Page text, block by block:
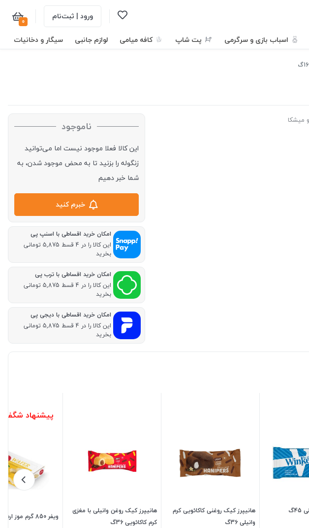
ورود | ثبت‌نام 0
اسباب بازی و سرگرمی پت شاپ کافه میامی لوازم جانبی سیگار و دخانیات
میشکا ناموجود
این کالا فعلا موجود نیست اما می‌توانید
زنگوله را بزنید تا به محض موجود شدن، به
شما خبر دهیم
خبرم کنید
امکان خرید اقساطی با اسنپ پی
این کالا را در 4 قسط 5,875 تومانی
بخرید
امکان خرید اقساطی با ترب پی
این کالا را در 4 قسط 5,875 تومانی
بخرید
امکان خرید اقساطی با دیجی پی
این کالا را در 4 قسط 5,875 تومانی
بخرید
هانیپرز کیک روغنی کاکائویی کرم
وانیلی 36گ
هانیپرز کیک روغن وانیلی با مغزی
کرم کاکائویی 36گ
پیشنهاد شگفت
ویفر 850 گرم موز ارم